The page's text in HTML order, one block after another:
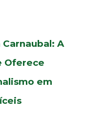
A
Oferece
em